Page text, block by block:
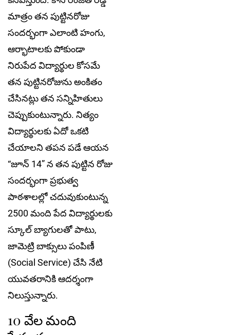
మాత్రం తన పుట్టినరోజు
సందర్భంగా ఎలాంటి హంగు,
ఆర్భాటాలకు పోకుండా
నిరుపేద విద్యార్థుల కోసమే
తన పుట్టినరోజును అంకితం
చేసినట్లు తన సన్నిహితులు
చెప్పుకుంటున్నారు. నిత్యం
విద్యార్థులకు ఏదో ఒకటి
చేయాలని తపన పడే ఆయన
“జూన్ 14” న తన పుట్టిన రోజు
సందర్భంగా ప్రభుత్వ
పాఠశాలల్లో చదువుకుంటున్న
2500 మంది పేద విద్యార్థులకు
స్కూల్ బ్యాగులతో పాటు,
జామెట్రి బాక్సులు పంపిణీ
(Social Service) చేసి నేటి
యువతరానికి ఆదర్శంగా
నిలుస్తున్నారు.
10 వేల మంది